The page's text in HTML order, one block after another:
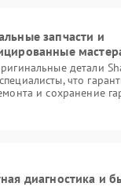
запчасти и
детали
что
и сохранение
диагностика и